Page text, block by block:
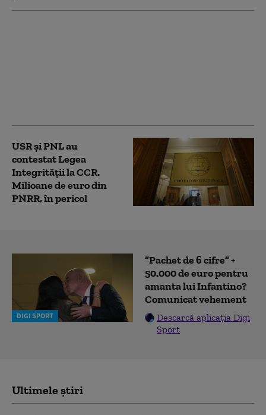
USR și PNL au
contestat Legea
Integrității la CCR.
Milioane de euro din
PNRR, în pericol
DIGI SPORT
”Pachet de 6 cifre” +
50.000 de euro pentru
amanta lui Infantino?
Comunicat vehement
Descarcă aplicația Digi
Sport
Ultimele știri